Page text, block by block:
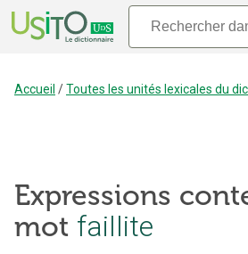
Accueil /Toutes les unités lexicales du
Expressions
mot faillite